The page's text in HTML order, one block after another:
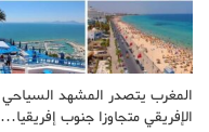
المغرب يتصدر المشهد السياحي
الإفريقي متجاوزا جنوب إفريقيا…